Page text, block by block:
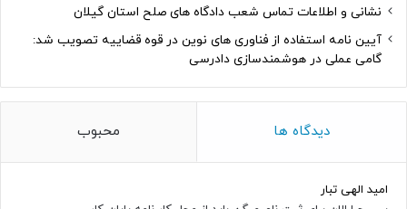
نشانی و اطلاعات تماس شعب دادگاه های صلح استان گیلان
آیین نامه استفاده از فناوری های نوین در قوه قضاییه تصویب شد:
گامی عملی در هوشمندسازی دادرسی
دیدگاه ها محبوب
امید الهی تبار